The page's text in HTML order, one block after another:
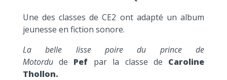
Une des classes de CE2 ont adapté un album
jeunesse en fiction sonore.
La belle lisse poire du prince de
Motordude Pef par la classe de Caroline
Thollon.